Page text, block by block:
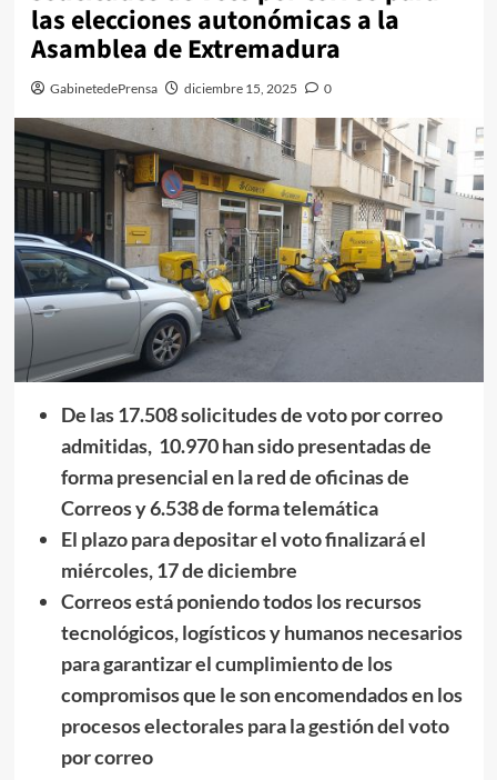
las elecciones autonómicas a la
Asamblea de Extremadura
GabinetedePrensa diciembre 15, 2025 0
De las 17.508 solicitudes de voto por correo
admitidas, 10.970 han sido presentadas de
forma presencial en la red de oficinas de
Correos y 6.538 de forma telemática
El plazo para depositar el voto finalizará el
miércoles, 17 de diciembre
Correosestá poniendo todos los recursos
tecnológicos, logísticos y humanos necesarios
para garantizar el cumplimiento de los
compromisos que le son encomendados en los
procesos electorales para la gestión del voto
por correo